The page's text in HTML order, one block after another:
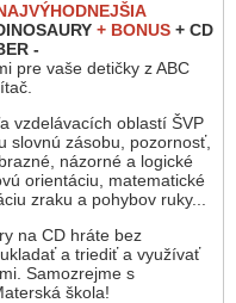
+ BONUS + CD
-
pre vaše detičky z ABC
vzdelávacích oblastí ŠVP
slovnú zásobu, pozornosť,
názorné a logické
orientáciu, matematické
zraku a pohybov ruky...
na CD hráte bez
a triediť a využívať
Samozrejme s
škola!